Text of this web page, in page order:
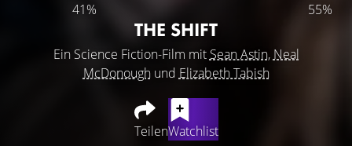
41% 55%
THE SHIFT
Ein Science Fiction-Film mit Sean Astin, Neal
McDonoughund Elizabeth Tabish
TeilenWatchlist